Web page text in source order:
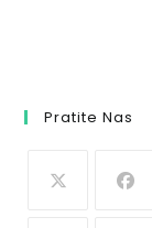
Pratite Nas